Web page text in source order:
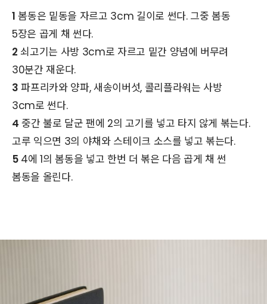
1 봄동은 밑동을 자르고 3cm 길이로 썬다. 그중 봄동
5장은 곱게 채 썬다.
2 쇠고기는 사방 3cm로 자르고 밑간 양념에 버무려
30분간 재운다.
3 파프리카와 양파, 새송이버섯, 콜리플라워는 사방
3cm로 썬다.
4 중간 불로 달군 팬에 2의 고기를 넣고 타지 않게 볶는다.
고루 익으면 3의 야채와 스테이크 소스를 넣고 볶는다.
54에 1의 봄동을 넣고 한번 더 볶은 다음 곱게 채 썬
봄동을 올린다.